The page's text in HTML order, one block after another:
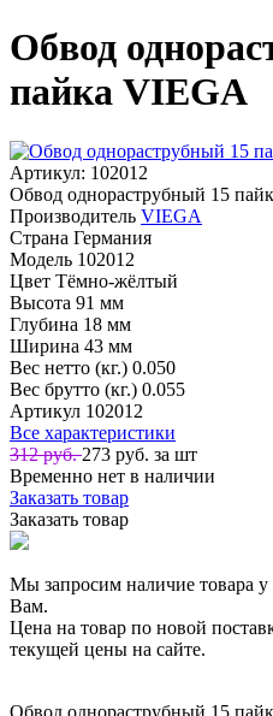
Обвод
пайка VIEGA
Артикул: 102012
Обвод однораструбный 15
Производитель VIEGA
Страна Германия
Модель 102012
Цвет Тёмно-жёлтый
Высота 91 мм
Глубина 18 мм
Ширина 43 мм
Вес нетто (кг.) 0.050
Вес брутто (кг.) 0.055
Артикул 102012
Все характеристики
312 руб.273 руб. за шт
Временно нет в наличии
Заказать товар
Заказать товар
Мы запросим наличие товара
Вам.
Цена на товар по новой
текущей цены на сайте.
Обвод однораструбный 15